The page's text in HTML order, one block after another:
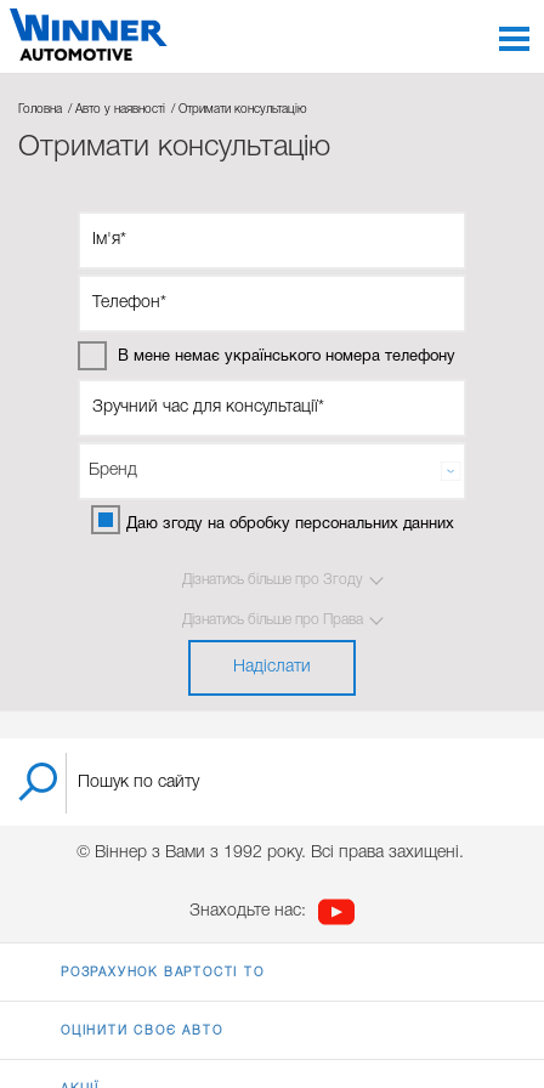
Головна Авто у наявності Отримати консультацію
Отримати консультацію
В мене немає українського номера телефону
Даю згоду на обробку персональних данних
Дізнатись більше про Згоду
Дізнатись більше про Права
Надіслати
© Віннер з Вами з 1992 року. Всі права захищені.
Знаходьте нас:
РОЗРАХУНОК ВАРТОСТІ ТО
ОЦІНИТИ СВОЄ АВТО